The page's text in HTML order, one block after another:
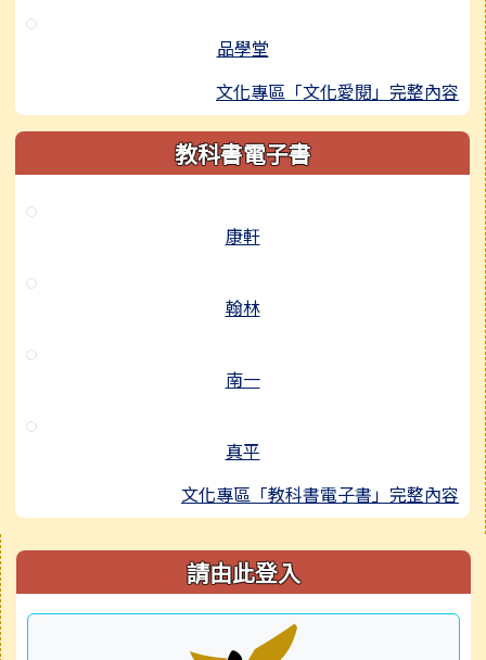
品學堂
文化專區「文化愛閱」完整內容
教科書電子書
康軒
翰林
南一
真平
文化專區「教科書電子書」完整內容
右邊區域內容 請由此登入